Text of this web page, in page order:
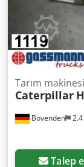
Bovenden
Tarım makinesi
Caterpillar
Talep